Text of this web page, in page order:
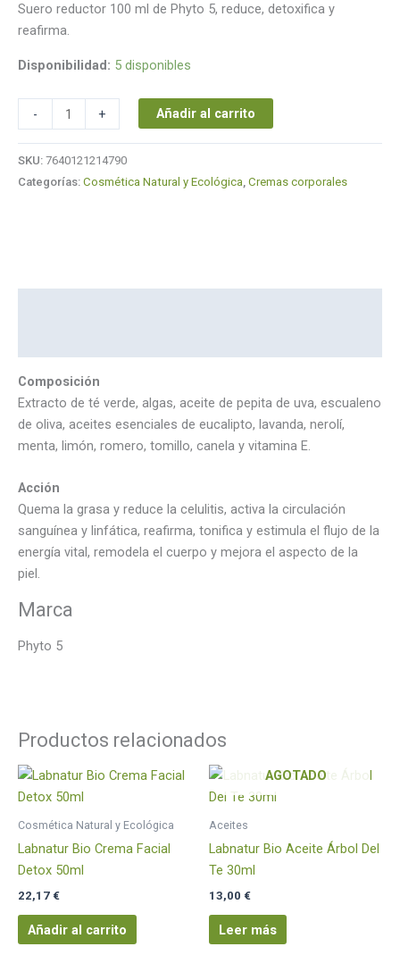
Suero reductor 100 ml de Phyto 5, reduce, detoxifica y
reafirma.
Disponibilidad: 5 disponibles
- + Añadir al carrito
SKU: 7640121214790
Categorías: Cosmética Natural y Ecológica Cremas corporales
Composición
Extracto de té verde, algas, aceite de pepita de uva, escualeno
de oliva, aceites esenciales de eucalipto, lavanda, nerolí,
menta, limón, romero, tomillo, canela y vitamina E.
Acción
Quema la grasa y reduce la celulitis, activa la circulación
sanguínea y linfática, reafirma, tonifica y estimula el flujo de la
energía vital, remodela el cuerpo y mejora el aspecto de la
piel.
Marca
Phyto 5
Productos relacionados
Cosmética Natural y Ecológica
Labnatur Bio Crema Facial
Detox 50ml
22,17 €
Añadir al carrito
AGOTADO
Aceites
Labnatur Bio Aceite Árbol Del
Te 30ml
13,00 €
Leer más